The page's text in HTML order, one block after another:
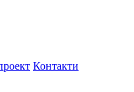
Контакти